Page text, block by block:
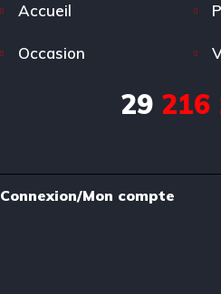
Accueil
Occasion
29216
Connexion/Mon compte